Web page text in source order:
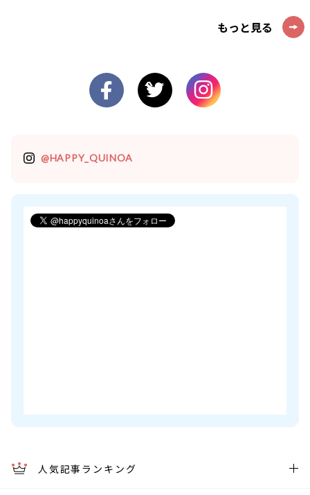
もっと見る
@HAPPY_QUINOA
人気記事ランキング